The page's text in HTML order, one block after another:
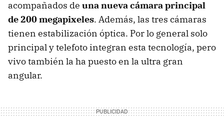
acompañados de una nueva cámara principal
de 200 megapixeles. Además, las tres cámaras
tienen estabilización óptica. Por lo general solo
principal y telefoto integran esta tecnología, pero
vivo también la ha puesto en la ultra gran
angular.